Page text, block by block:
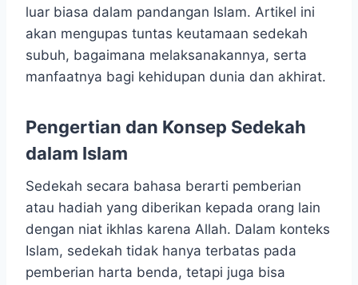
luar biasa dalam pandangan Islam. Artikel ini
akan mengupas tuntas keutamaan sedekah
subuh, bagaimana melaksanakannya, serta
manfaatnya bagi kehidupan dunia dan akhirat.
Pengertian dan Konsep Sedekah
dalam Islam
Sedekah secara bahasa berarti pemberian
atau hadiah yang diberikan kepada orang lain
dengan niat ikhlas karena Allah. Dalam konteks
Islam, sedekah tidak hanya terbatas pada
pemberian harta benda, tetapi juga bisa